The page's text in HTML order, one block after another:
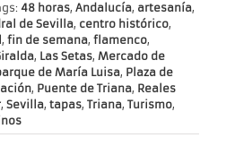
48 horas, Andalucía, artesanía,
de Sevilla, centro histórico,
, fin de semana, flamenco,
, Las Setas, Mercado de
de María Luisa, Plaza de
, Puente de Triana, Reales
, Sevilla, tapas, Triana, Turismo,